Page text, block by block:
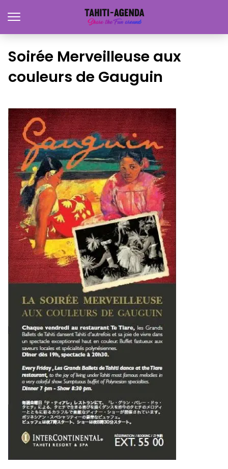
Soirée Merveilleuse aux
couleurs de Gauguin